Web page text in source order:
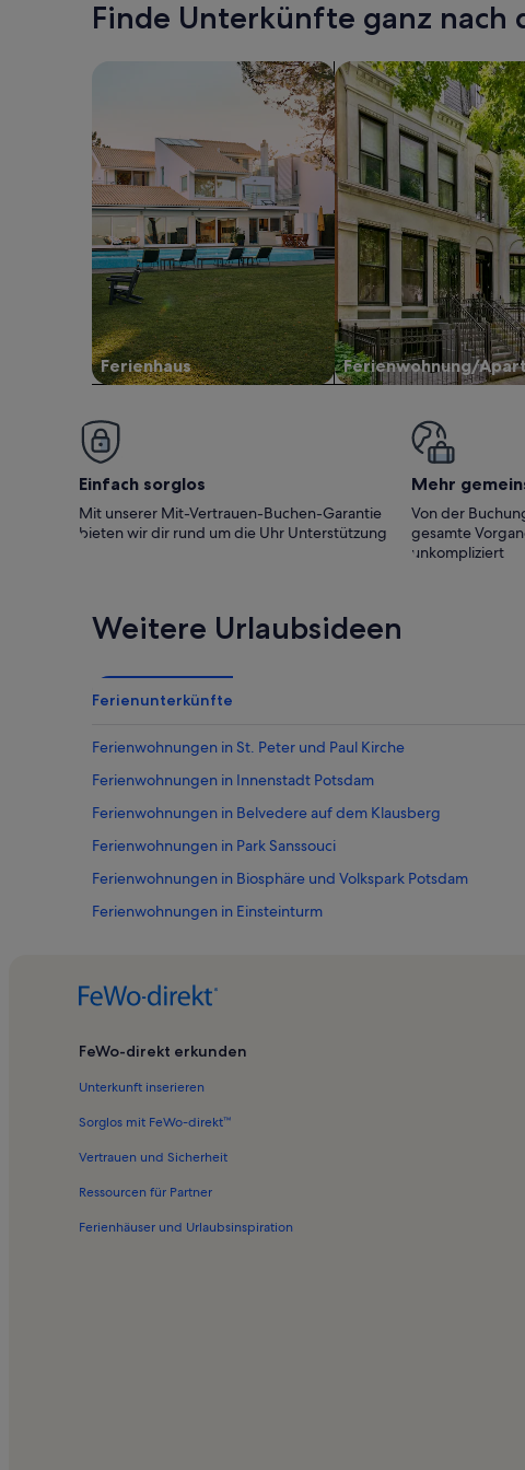
Finde Unterkünfte ganz nach
Ferienhaus
Suche nach Ferienhäusern
Ferienwohnung/
Suche nach
Einfach sorglos
Mit unserer Mit-Vertrauen-Buchen-Garantie
bieten wir dir rund um die Uhr Unterstützung
Mehr
Von der
gesamte
unkompliziert
Weitere Urlaubsideen
Ferienunterkünfte
Ferienwohnungen in St. Peter und Paul Kirche
Ferienwohnungen in Innenstadt Potsdam
Ferienwohnungen in Belvedere auf dem Klausberg
Ferienwohnungen in Park Sanssouci
Ferienwohnungen in Biosphäre und Volkspark Potsdam
Ferienwohnungen in Einsteinturm
Ferienwohnungen in Babelsberg Nord
Ferienwohnungen in Universität Potsdam
Ferienwohnungen in Hans Otto Theater
Ferienwohnungen in Schlösser und Gärten von Potsdam und
FeWo-direkt erkunden
Unterkunft inserieren
Sorglos mit FeWo-direkt™
Vertrauen und Sicherheit
Ressourcen für Partner
Ferienhäuser und Urlaubsinspiration